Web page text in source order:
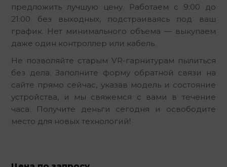
предложить лучшую цену. Работаем с 9:00 до
21:00 без выходных, подстраиваясь под ваш
график. Нет минимального объема — выкупаем
даже один контроллер или кабель.
Не позволяйте старым VR-гарнитурам пылиться
без дела. Заполните форму обратной связи на
сайте прямо сейчас, указав модель и состояние
устройства, и мы свяжемся с вами в течение
часа. Получите деньги сегодня и освободите
место для новых технологий!